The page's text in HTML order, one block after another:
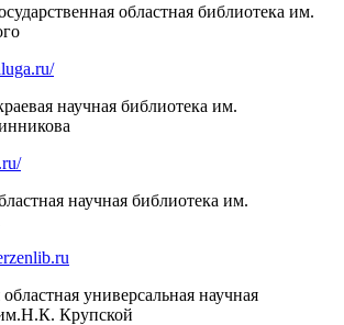
областная библиотека им.
научная библиотека им.
научная библиотека им.
универсальная научная
Крупской